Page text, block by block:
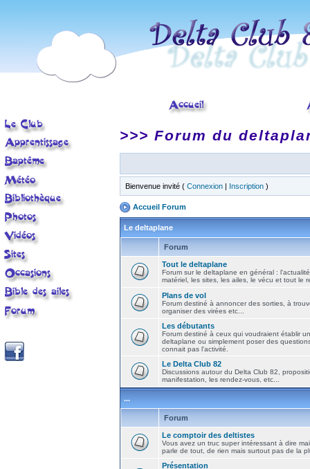
>>> Forum du
Bienvenue invité ( Connexion | Inscription )
Accueil Forum
Le deltaplane
Forum
Tout le deltaplane
Forum sur le deltaplane en général :
matériel, les sites, les ailes, le vécu et tout le
Plans de vol
Forum destiné à annoncer des sorties, à
organiser des virées etc...
Les débutants
Forum destiné à ceux qui voudraient établir
deltaplane ou simplement poser des
connait pas l'activité.
Le Delta Club 82
Discussions autour du Delta Club 82,
manifestation, les rendez-vous, etc...
...
Forum
Le comptoir des deltistes
Vous avez un truc super intéressant à dire
parle de tout, de rien mais surtout pas de la
Présentation